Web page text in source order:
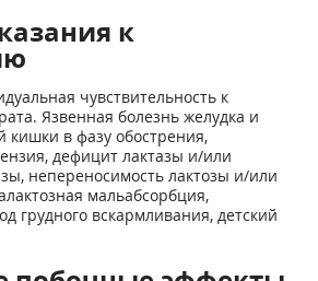
к
чувствительность к
Язвенная болезнь желудка и
кишки в фазу обострения,
дефицит лактазы и/или
непереносимость лактозы и/или
мальабсорбция,
грудного вскармливания, детский